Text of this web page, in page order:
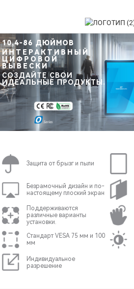
10,4-86 ДЮЙМОВ
ИНТЕРАКТИВНЫЙ
ЦИФРОВОЙ
ВЫВЕСКИ
СОЗДАЙТЕ СВОИ
ИДЕАЛЬНЫЕ ПРОДУКТЫ.
Защита от брызг и пыли
Безрамочный дизайн и по-
настоящему плоский экран
Поддерживаются
различные варианты
установки.
Стандарт VESA 75 мм и 100
мм
Индивидуальное
разрешение